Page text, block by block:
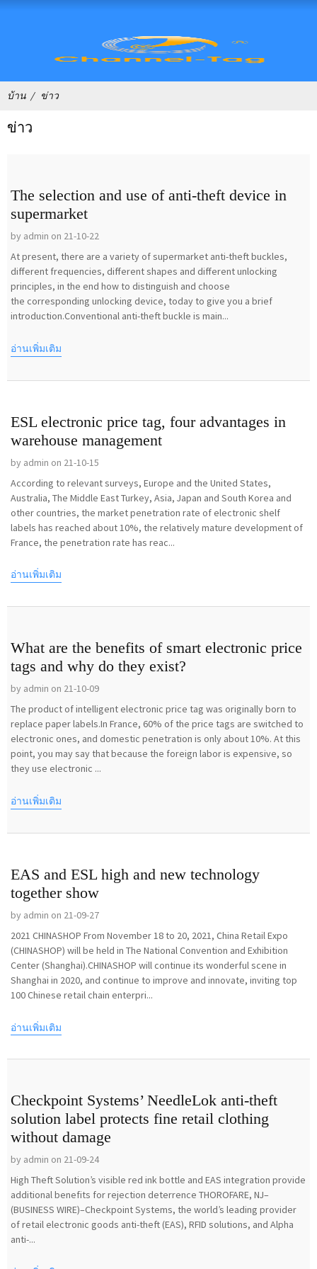
บ้าน ข่าว
ข่าว
The selection and use of anti-theft device in
supermarket
by admin on 21-10-22
At present, there are a variety of supermarket anti-theft buckles,
different frequencies, different shapes and different unlocking
principles, in the end how to distinguish and choose
the corresponding unlocking device, today to give you a brief
introduction.Conventional anti-theft buckle is main...
อ่านเพิ่มเติม
ESL electronic price tag, four advantages in
warehouse management
by admin on 21-10-15
According to relevant surveys, Europe and the United States,
Australia, The Middle East Turkey, Asia, Japan and South Korea and
other countries, the market penetration rate of electronic shelf
labels has reached about 10%, the relatively mature development of
France, the penetration rate has reac...
อ่านเพิ่มเติม
What are the benefits of smart electronic price
tags and why do they exist?
by admin on 21-10-09
The product of intelligent electronic price tag was originally born to
replace paper labels.In France, 60% of the price tags are switched to
electronic ones, and domestic penetration is only about 10%. At this
point, you may say that because the foreign labor is expensive, so
they use electronic ...
อ่านเพิ่มเติม
EAS and ESL high and new technology
together show
by admin on 21-09-27
2021 CHINASHOP From November 18 to 20, 2021, China Retail Expo
(CHINASHOP) will be held in The National Convention and Exhibition
Center (Shanghai).CHINASHOP will continue its wonderful scene in
Shanghai in 2020, and continue to improve and innovate, inviting top
100 Chinese retail chain enterpri...
อ่านเพิ่มเติม
Checkpoint Systems’ NeedleLok anti-theft
solution label protects fine retail clothing
without damage
by admin on 21-09-24
High Theft Solution’s visible red ink bottle and EAS integration provide
additional benefits for rejection deterrence THOROFARE, NJ–
(BUSINESS WIRE)–Checkpoint Systems, the world’s leading provider
of retail electronic goods anti-theft (EAS), RFID solutions, and Alpha
anti-...